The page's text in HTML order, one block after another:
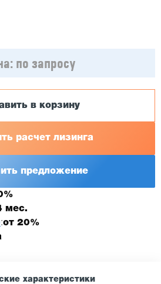
по запросу
в корзину
расчет лизинга
предложение
мес.
:от 20%
характеристики